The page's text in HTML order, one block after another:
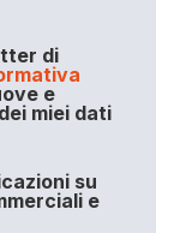
di
e
miei dati
su
e